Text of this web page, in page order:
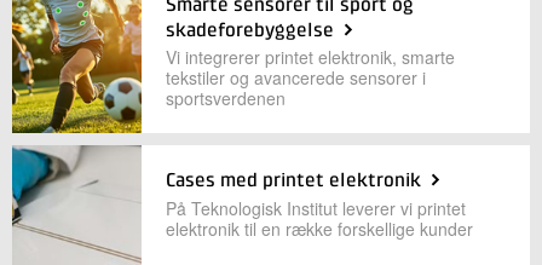
Send
Smarte sensorer til sport og
skadeforebyggelse
Vi integrerer printet elektronik, smarte
tekstiler og avancerede sensorer i
sportsverdenen
Cases med printet elektronik
På Teknologisk Institut leverer vi printet
elektronik til en række forskellige kunder